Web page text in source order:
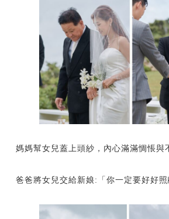
媽媽幫女兒蓋上頭紗，內心滿滿惆悵與
爸爸將女兒交給新娘:「你一定要好好照